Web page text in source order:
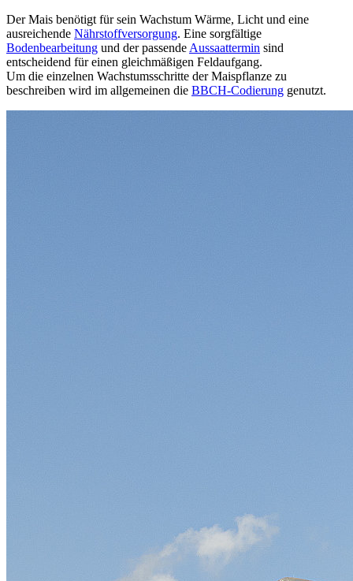
Der Mais benötigt für sein Wachstum Wärme, Licht und eine
ausreichende Nährstoffversorgung. Eine sorgfältige
Bodenbearbeitung und der passende Aussaattermin sind
entscheidend für einen gleichmäßigen Feldaufgang.
Um die einzelnen Wachstumsschritte der Maispflanze zu
beschreiben wird im allgemeinen die BBCH-Codierung genutzt.